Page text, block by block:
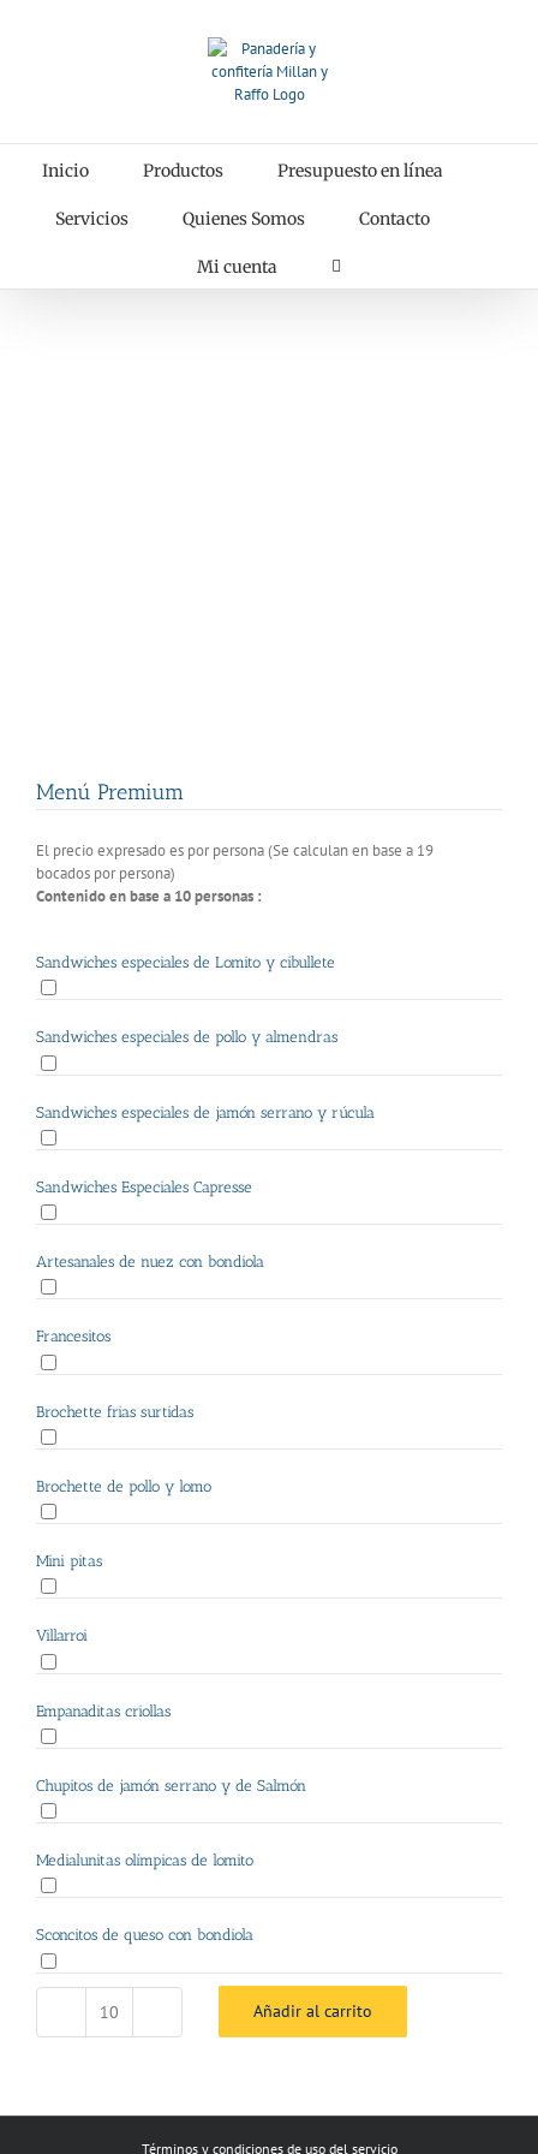
Inicio Productos Presupuesto en línea
Servicios Quienes Somos Contacto
Mi cuenta
Menú Premium
El precio expresado es por persona (Se calculan en base a 19
bocados por persona)
Contenido en base a 10 personas :
Sandwiches especiales de Lomito y cibullete
Sandwiches especiales de pollo y almendras
Sandwiches especiales de jamón serrano y rúcula
Sandwiches Especiales Capresse
Artesanales de nuez con bondiola
Francesitos
Brochette frias surtidas
Brochette de pollo y lomo
Mini pitas
Villarroi
Empanaditas criollas
Chupitos de jamón serrano y de Salmón
Medialunitas olímpicas de lomito
Sconcitos de queso con bondiola
Menú
Premium
Añadir al carrito
Términos y condiciones de uso del servicio